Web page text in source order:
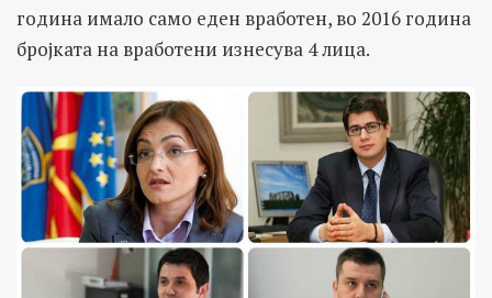
година имало само еден вработен, во 2016 година
бројката на вработени изнесува 4 лица.